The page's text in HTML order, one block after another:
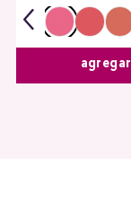
agregar